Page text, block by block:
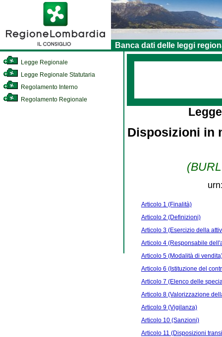
Banca dati delle leggi
Legge Regionale
Legge Regionale Statutaria
Regolamento Interno
Regolamento Regionale
Disposizioni in
Articolo 1 (Finalità)
Articolo 2 (Definizioni)
Articolo 3 (Esercizio della
Articolo 4 (Responsabile
Articolo 5 (Modalità di
Articolo 6 (Istituzione del
Articolo 7 (Elenco delle
Articolo 8 (Valorizzazione
Articolo 9 (Vigilanza)
Articolo 10 (Sanzioni)
Articolo 11 (Disposizioni